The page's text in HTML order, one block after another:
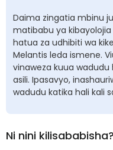
Daima zingatia mbinu
matibabu ya
hatua za udhibiti wa
Melantis leda ismene.
vinaweza kuua wadudu
asili. Ipasavyo,
wadudu katika hali kali
Ni nini kilisababisha?